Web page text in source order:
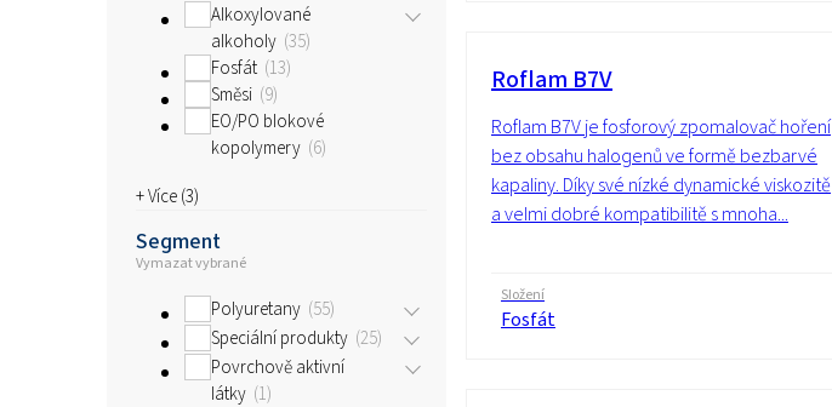
Alkoxylované
alkoholy 35
Fosfát 13
Směsi 9
EO/PO blokové
kopolymery 6
+ Více (3)
Segment
Vymazat vybrané
Polyuretany 55
Speciální produkty 25
Povrchově aktivní
látky 1
Roflam B7V
Roflam B7V je fosforový zpomalovač hoření
bez obsahu halogenů ve formě bezbarvé
kapaliny. Díky své nízké dynamické viskozitě
a velmi dobré kompatibilitě s mnoha...
Složení
Fosfát